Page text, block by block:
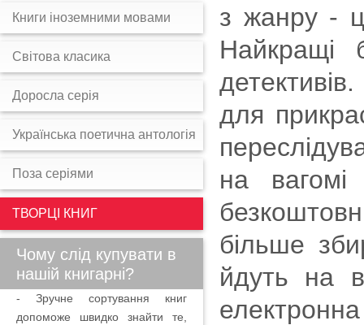
з жанру -
Найкращі
для
на
більше
йдуть на
Книги іноземними мовами
Світова класика
Доросла серія
Українська поетична антологія
Поза серіями
ТВОРЦІ КНИГ
Чому слід купувати в
нашій книгарні?
- Зручне сортування книг
допоможе швидко знайти те,